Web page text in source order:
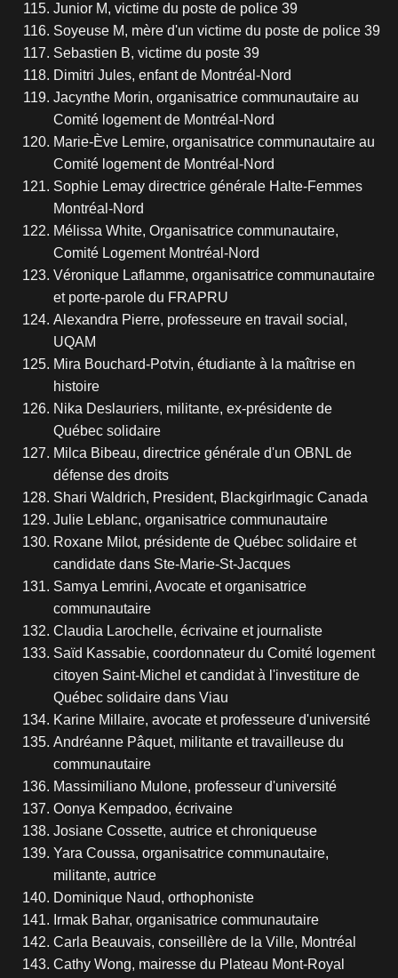
Junior M, victime du poste de police 39
Soyeuse M, mère d'un victime du poste de police 39
Sebastien B, victime du poste 39
Dimitri Jules, enfant de Montréal-Nord
Jacynthe Morin, organisatrice communautaire au
Comité logement de Montréal-Nord
Marie-Ève Lemire, organisatrice communautaire au
Comité logement de Montréal-Nord
Sophie Lemay directrice générale Halte-Femmes
Montréal-Nord
Mélissa White, Organisatrice communautaire,
Comité Logement Montréal-Nord
Véronique Laflamme, organisatrice communautaire
et porte-parole du FRAPRU
Alexandra Pierre, professeure en travail social,
UQAM
Mira Bouchard-Potvin, étudiante à la maîtrise en
histoire
Nika Deslauriers, militante, ex-présidente de
Québec solidaire
Milca Bibeau, directrice générale d'un OBNL de
défense des droits
Shari Waldrich, President, Blackgirlmagic Canada
Julie Leblanc, organisatrice communautaire
Roxane Milot, présidente de Québec solidaire et
candidate dans Ste-Marie-St-Jacques
Samya Lemrini, Avocate et organisatrice
communautaire
Claudia Larochelle, écrivaine et journaliste
Saïd Kassabie, coordonnateur du Comité logement
citoyen Saint-Michel et candidat à l'investiture de
Québec solidaire dans Viau
Karine Millaire, avocate et professeure d'université
Andréanne Pâquet, militante et travailleuse du
communautaire
Massimiliano Mulone, professeur d'université
Oonya Kempadoo, écrivaine
Josiane Cossette, autrice et chroniqueuse
Yara Coussa, organisatrice communautaire,
militante, autrice
Dominique Naud, orthophoniste
Irmak Bahar, organisatrice communautaire
Carla Beauvais, conseillère de la Ville, Montréal
Cathy Wong, mairesse du Plateau Mont-Royal